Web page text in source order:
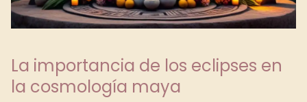
La importancia de los eclipses en
la cosmología maya